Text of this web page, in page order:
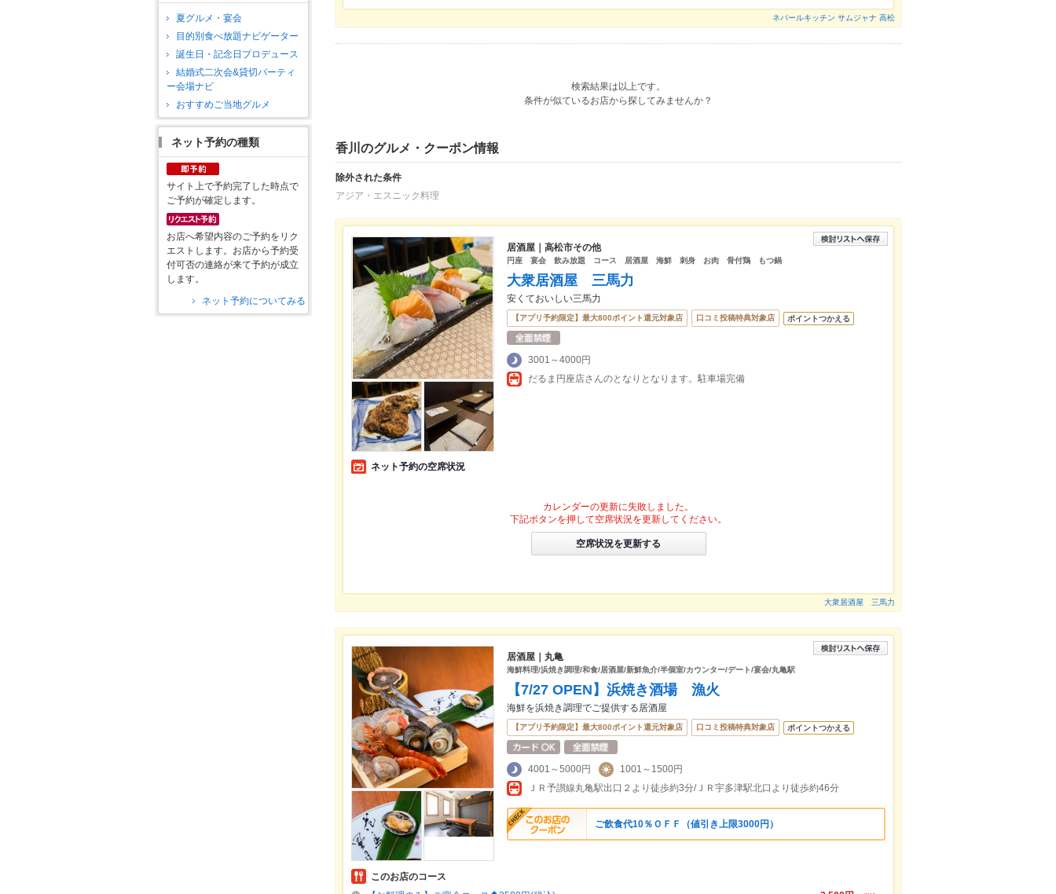
夏グルメ・宴会
目的別食べ放題ナビゲーター
誕生日・記念日プロデュース
結婚式二次会&貸切パーティ
ー会場ナビ
おすすめご当地グルメ
ネット予約の種類
サイト上で予約完了した時点で
ご予約が確定します。
お店へ希望内容のご予約をリク
エストします。お店から予約受
付可否の連絡が来て予約が成立
します。
ネット予約についてみる
ネパールキッチン サムジャナ 高松
検索結果は以上です。
条件が似ているお店から探してみませんか？
香川のグルメ・クーポン情報
除外された条件
アジア・エスニック料理
居酒屋｜高松市その他
円座 宴会 飲み放題 コース 居酒屋 海鮮 刺身 お肉 骨付鶏 もつ鍋
大衆居酒屋 三馬力
安くておいしい三馬力
【アプリ予約限定】最大800ポイント還元対象店 口コミ投稿特典対象店 ポイントつかえる
3001～4000円
だるま円座店さんのとなりとなります。駐車場完備
ネット予約の空席状況
カレンダーの更新に失敗しました。
下記ボタンを押して空席状況を更新してください。
空席状況を更新する
大衆居酒屋 三馬力
居酒屋｜丸亀
海鮮料理/浜焼き調理/和食/居酒屋/新鮮魚介/半個室/カウンター/デート/宴会/丸亀駅
【7/27 OPEN】浜焼き酒場 漁火
海鮮を浜焼き調理でご提供する居酒屋
【アプリ予約限定】最大800ポイント還元対象店 口コミ投稿特典対象店 ポイントつかえる
4001～5000円
1001～1500円
ＪＲ予讃線丸亀駅出口２より徒歩約3分/ＪＲ宇多津駅北口より徒歩約46分
ご飲食代10％ＯＦＦ（値引き上限3000円）
このお店のコース